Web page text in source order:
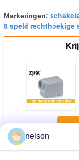
Markeringen:
8 speld rechthoekige
MeerIndustrieel
nelson